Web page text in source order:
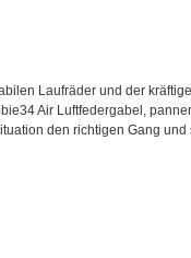
Laufräder und der
Air Luftfedergabel,
den richtigen Gang